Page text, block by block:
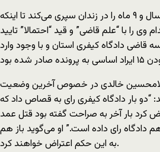
خالدی محیط‌بان، دو سال و ۹ ماه را در زندان سپری می‌کند تا اینکه
را با “علم قاضی” و قید “احتمالا” تایید
دادگاه کیفری استان و با وجود وارد
خالدی در خصوص آخرین وضعیت
“دو بار دادگاه کیفری رای به قصاص داد که
کرد بار آخر به صراحت گفته بود قتل عمد
هم دادگاه رای داده است.” او می‌گوید باز هم
به این حکم اعتراض خواهند کرد.